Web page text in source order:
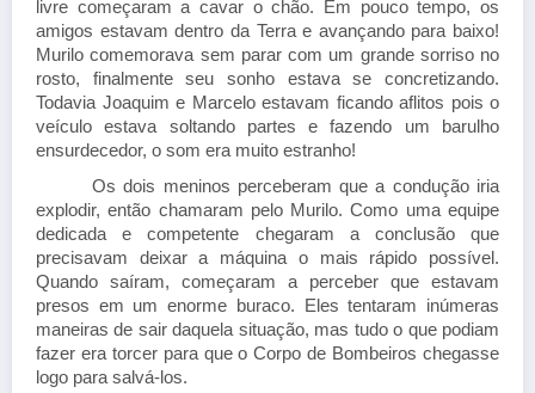
livre começaram a cavar o chão. Em pouco tempo, os
amigos estavam dentro da Terra e avançando para baixo!
Murilo comemorava sem parar com um grande sorriso no
rosto, finalmente seu sonho estava se concretizando.
Todavia Joaquim e Marcelo estavam ficando aflitos pois o
veículo estava soltando partes e fazendo um barulho
ensurdecedor, o som era muito estranho!
Os dois meninos perceberam que a condução iria
explodir, então chamaram pelo Murilo. Como uma equipe
dedicada e competente chegaram a conclusão que
precisavam deixar a máquina o mais rápido possível.
Quando saíram, começaram a perceber que estavam
presos em um enorme buraco. Eles tentaram inúmeras
maneiras de sair daquela situação, mas tudo o que podiam
fazer era torcer para que o Corpo de Bombeiros chegasse
logo para salvá-los.